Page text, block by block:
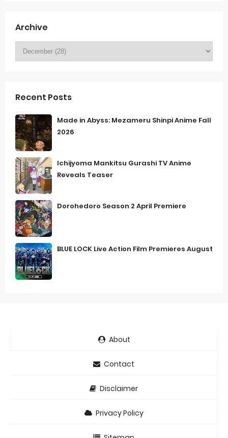
Archive
Recent Posts
Made in Abyss: Mezameru Shinpi Anime Fall
2026
Ichijyoma Mankitsu Gurashi TV Anime
Reveals Teaser
Dorohedoro Season 2 April Premiere
BLUE LOCK Live Action Film Premieres August
About
Contact
Disclaimer
Privacy Policy